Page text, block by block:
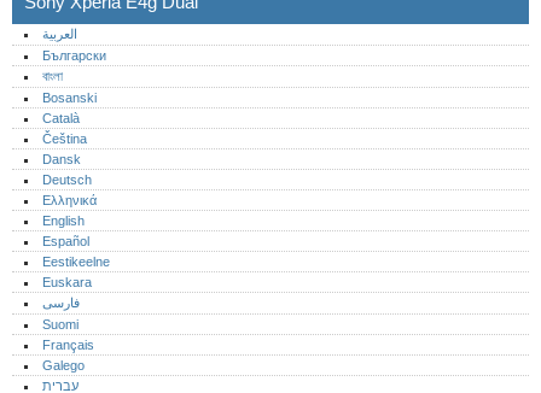
العربية
Български
বাংলা
Bosanski
Català
Čeština
Dansk
Deutsch
Ελληνικά
English
Español
Eestikeelne
Euskara
فارسی
Suomi
Français
Galego
עברית